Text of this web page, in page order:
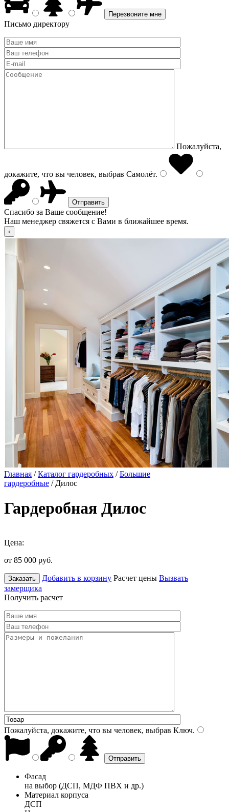
Письмо директору
Пожалуйста,
докажите, что вы человек, выбрав Самолёт.
Спасибо за Ваше сообщение!
Наш менеджер свяжется с Вами в ближайшее время.
Главная /Каталог гардеробных /Большие
гардеробные / Дилос
Гардеробная Дилос
Цена:
от 85 000 руб.
Заказать Добавить в корзину Расчет цены Вызвать
замерщика
Получить расчет
Пожалуйста, докажите, что вы человек, выбрав Ключ.
Фасад
на выбор (ДСП, МДФ ПВХ и др.)
Материал корпуса
ДСП